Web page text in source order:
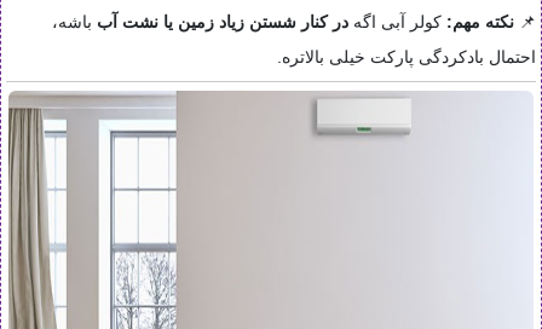
📌 نکته مهم: کولر آبی اگه در کنار شستن زیاد زمین یا نشت آب باشه،
احتمال بادکردگی پارکت خیلی بالاتره.